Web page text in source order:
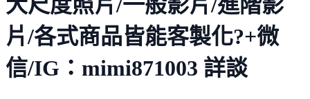
大尺度照片/一般影片/進階影
片/各式商品皆能客製化?+微
信/IG：mimi871003 詳談